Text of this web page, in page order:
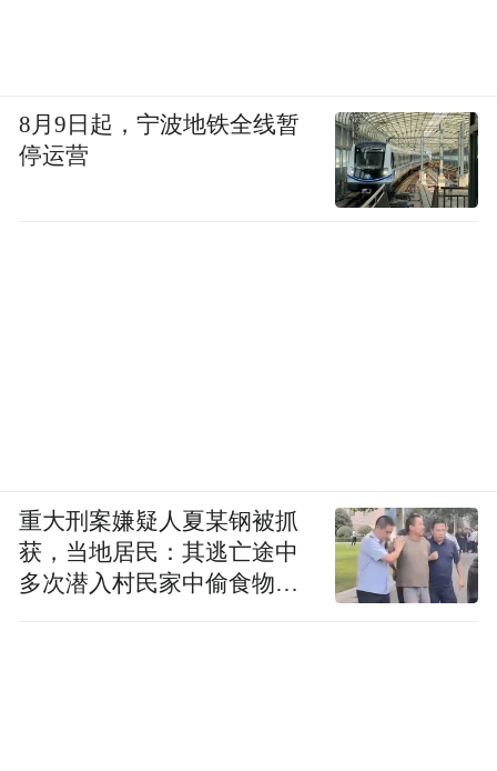
8月9日起，宁波地铁全线暂
停运营
重大刑案嫌疑人夏某钢被抓
获，当地居民：其逃亡途中
多次潜入村民家中偷食物被